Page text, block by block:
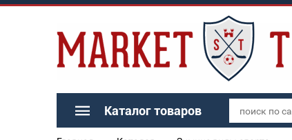
Каталог товаров